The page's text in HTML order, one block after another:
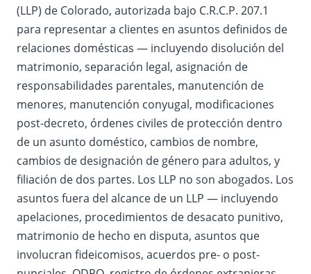
(LLP) de Colorado, autorizada bajo C.R.C.P. 207.1
para representar a clientes en asuntos definidos de
relaciones domésticas — incluyendo disolución del
matrimonio, separación legal, asignación de
responsabilidades parentales, manutención de
menores, manutención conyugal, modificaciones
post-decreto, órdenes civiles de protección dentro
de un asunto doméstico, cambios de nombre,
cambios de designación de género para adultos, y
filiación de dos partes. Los LLP no son abogados. Los
asuntos fuera del alcance de un LLP — incluyendo
apelaciones, procedimientos de desacato punitivo,
matrimonio de hecho en disputa, asuntos que
involucran fideicomisos, acuerdos pre- o post-